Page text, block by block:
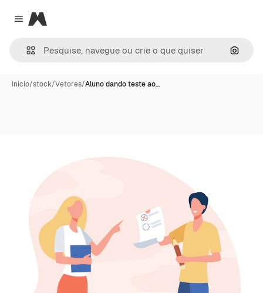
Close menu
Magnific
Início/stock/Vetores/Aluno dando teste ao…